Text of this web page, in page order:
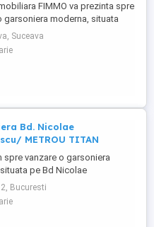
FIMMO va prezinta spre
garsoniera moderna, situata
nou, finalizat in anul 2025,
cei care isi doresc o locuinta
de personalizat sau o
Suceava
Bd. Nicolae
METROU TITAN
spre vanzare o garsoniera
pe Bd Nicolae
Caracteristici: Situat la 1 minut
Metrou Titan Etaj 6 din 10 An
utila 25 mp Mobilata si
Bucuresti